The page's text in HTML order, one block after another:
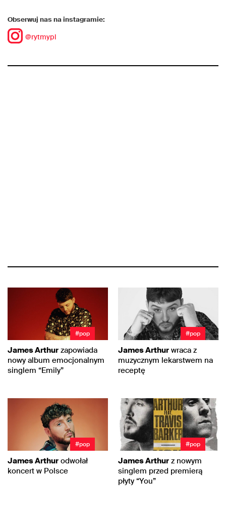
Obserwuj nas na instagramie:
@rytmypl
#pop
James Arthur zapowiada
nowy album emocjonalnym
singlem “Emily”
#pop
James Arthur wraca z
muzycznym lekarstwem na
receptę
#pop
James Arthur odwołał
koncert w Polsce
#pop
James Arthur z nowym
singlem przed premierą
płyty “You”